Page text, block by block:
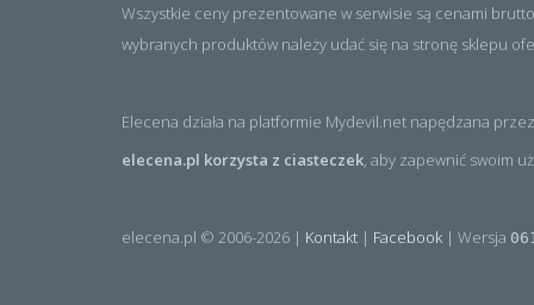
Wszystkie ceny prezentowane w serwisie są cenami
wybranych produktów należy udać się na stronę sklepu
Elecena działa na platformie Mydevil.net napędzana
elecena.pl korzysta z ciasteczek, aby zapewnić swoim
elecena.pl © 2006-2026 | Kontakt | Facebook | Wersja